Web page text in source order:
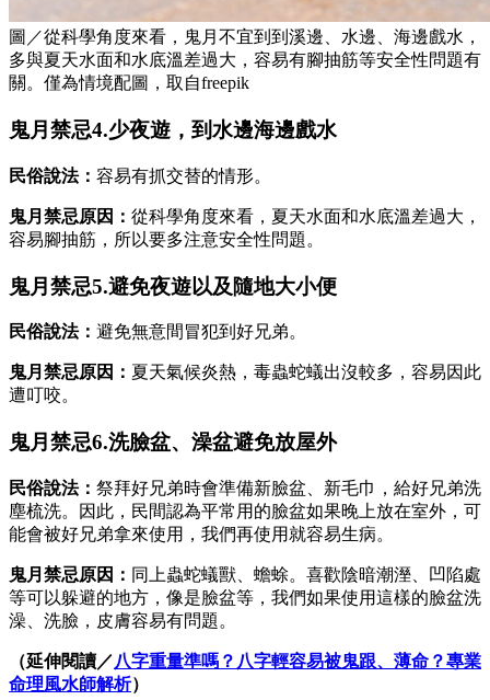
圖／從科學角度來看，鬼月不宜到到溪邊、水邊、海邊戲水，
多與夏天水面和水底溫差過大，容易有腳抽筋等安全性問題有
關。僅為情境配圖，取自freepik
鬼月禁忌4.少夜遊，到水邊海邊戲水
民俗說法： 容易有抓交替的情形。
鬼月禁忌原因： 從科學角度來看，夏天水面和水底溫差過大，
容易腳抽筋，所以要多注意安全性問題。
鬼月禁忌5.避免夜遊以及隨地大小便
民俗說法： 避免無意間冒犯到好兄弟。
鬼月禁忌原因： 夏天氣候炎熱，毒蟲蛇蟻出沒較多，容易因此
遭叮咬。
鬼月禁忌6.洗臉盆、澡盆避免放屋外
民俗說法： 祭拜好兄弟時會準備新臉盆、新毛巾，給好兄弟洗
塵梳洗。因此，民間認為平常用的臉盆如果晚上放在室外，可
能會被好兄弟拿來使用，我們再使用就容易生病。
鬼月禁忌原因： 同上蟲蛇蟻獸、蟾蜍。喜歡陰暗潮溼、凹陷處
等可以躲避的地方，像是臉盆等，我們如果使用這樣的臉盆洗
澡、洗臉，皮膚容易有問題。
（延伸閱讀／八字重量準嗎？八字輕容易被鬼跟、薄命？專業
命理風水師解析）